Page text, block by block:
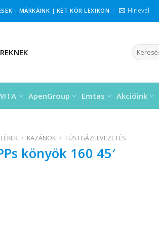
| MÁRKÁINK | KÉT KÖR LEXIKON Hírlevél
Keresés
a
ApenGroup Emtas Akcióink
/ KAZÁNOK / FÜSTGÁZELVEZETÉS
könyök 160 45′